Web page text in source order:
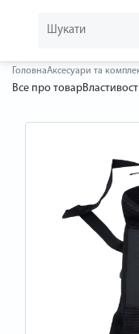
ГоловнаАксесуари та
Все про товар